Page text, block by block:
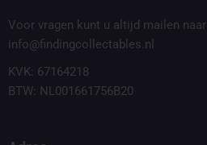
Voor vragen kunt u altijd mailen naar
info@findingcollectables.nl
KVK: 67164218
BTW: NL001661756B20